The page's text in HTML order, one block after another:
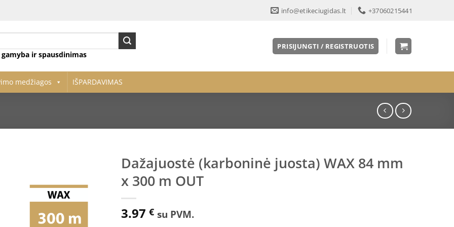
info@etikeciugidas.lt +37060215441
ir spausdinimas
PRISIJUNGTI / REGISTRUOTIS
medžiagos IŠPARDAVIMAS
Pridėti
sąrašą
Dažajuostė (karboninė juosta) WAX 84 mm
x 300 m OUT
3.97 € su PVM.